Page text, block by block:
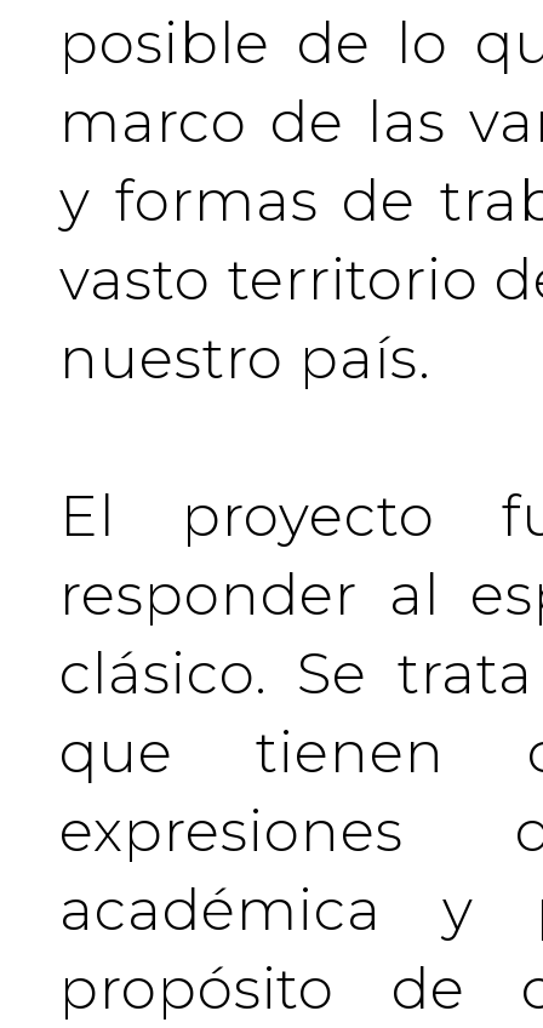
posible de lo
marco de las
y formas de
vasto territorio
nuestro país.
El proyecto
responder al
clásico. Se
que tienen
académica y
propósito de